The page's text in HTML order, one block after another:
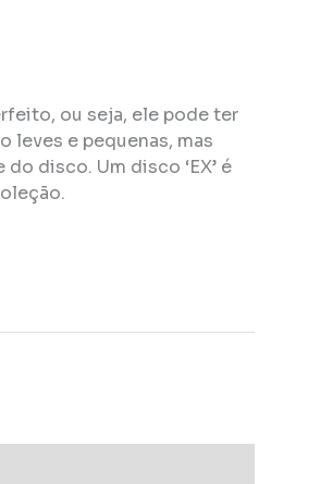
ou seja, ele pode ter
leves e pequenas, mas
disco. Um disco ‘EX’ é